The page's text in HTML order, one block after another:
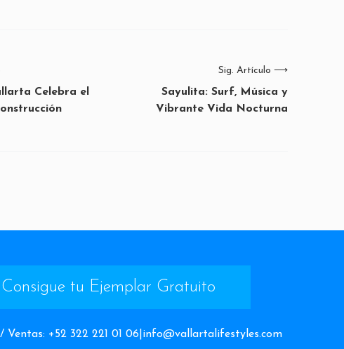
Celebra el
Sig. Artículo ⟶
Sayulita: Surf, Música y
Vibrante Vida Nocturna
Consigue tu Ejemplar Gratuito
Ventas: +52 322 221 01 06| info@vallartalifestyles.com